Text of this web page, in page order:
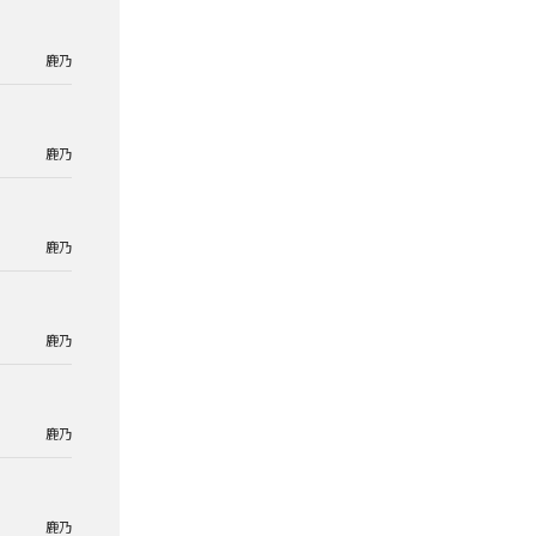
鹿乃
鹿乃
鹿乃
鹿乃
鹿乃
鹿乃